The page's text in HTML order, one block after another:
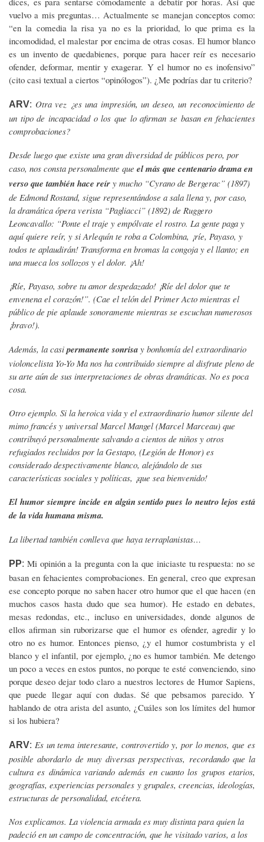
vuelvo a mis preguntas… Actualmente se manejan conceptos como:
“en la comedia la risa ya no es la prioridad, lo que prima es la
incomodidad, el malestar por encima de otras cosas. El humor blanco
es un invento de quedabienes, porque para hacer reír es necesario
ofender, deformar, mentir y exagerar. Y el humor no es inofensivo”
(cito casi textual a ciertos “opinólogos”). ¿Me podrías dar tu criterio?
ARV: Otra vez ¿es una impresión, un deseo, un reconocimiento de
un tipo de incapacidad o los que lo afirman se basan en fehacientes
comprobaciones?
Desde luego que existe una gran diversidad de públicos pero, por
caso, nos consta personalmente que el más que centenario drama en
verso que también hace reír y mucho “Cyrano de Bergerac” (1897)
de Edmond Rostand, sigue representándose a sala llena y, por caso,
la dramática ópera verista “Pagliacci” (1892) de Ruggero
Leoncavallo: “Ponte el traje y empólvate el rostro. La gente paga y
aquí quiere reír, y si Arlequín te roba a Colombina, ¡ríe, Payaso, y
todos te aplaudirán! Transforma en bromas la congoja y el llanto; en
una mueca los sollozos y el dolor. ¡Ah!
¡Ríe, Payaso, sobre tu amor despedazado! ¡Ríe del dolor que te
envenena el corazón!”. (Cae el telón del Primer Acto mientras el
público de pie aplaude sonoramente mientras se escuchan numerosos
¡bravo!).
Además, la casi permanente sonrisa y bonhomía del extraordinario
violoncelista Yo-Yo Ma nos ha contribuido siempre al disfrute pleno de
su arte aún de sus interpretaciones de obras dramáticas. No es poca
cosa.
Otro ejemplo. Si la heroica vida y el extraordinario humor silente del
mimo francés y universal Marcel Mangel (Marcel Marceau) que
contribuyó personalmente salvando a cientos de niños y otros
refugiados recluidos por la Gestapo, (Legión de Honor) es
considerado despectivamente blanco, alejándolo de sus
características sociales y políticas, ¡que sea bienvenido!
El humor siempre incide en algún sentido pues lo neutro lejos está
de la vida humana misma.
La libertad también conlleva que haya terraplanistas…
PP: Mi opinión a la pregunta con la que iniciaste tu respuesta: no se
basan en fehacientes comprobaciones. En general, creo que expresan
ese concepto porque no saben hacer otro humor que el que hacen (en
muchos casos hasta dudo que sea humor). He estado en debates,
mesas redondas, etc., incluso en universidades, donde algunos de
ellos afirman sin ruborizarse que el humor es ofender, agredir y lo
otro no es humor. Entonces pienso, ¿y el humor costumbrista y el
blanco y el infantil, por ejemplo, ¿no es humor también. Me detengo
un poco a veces en estos puntos, no porque te esté convenciendo, sino
porque deseo dejar todo claro a nuestros lectores de Humor Sapiens,
que puede llegar aquí con dudas. Sé que pebsamos parecido. Y
hablando de otra arista del asunto, ¿Cuáles son los límites del humor
si los hubiera?
ARV: Es un tema interesante, controvertido y, por lo menos, que es
posible abordarlo de muy diversas perspectivas, recordando que la
cultura es dinámica variando además en cuanto los grupos etarios,
geografías, experiencias personales y grupales, creencias, ideologías,
estructuras de personalidad, etcétera.
Nos explicamos. La violencia armada es muy distinta para quien la
padeció en un campo de concentración, que he visitado varios, a los